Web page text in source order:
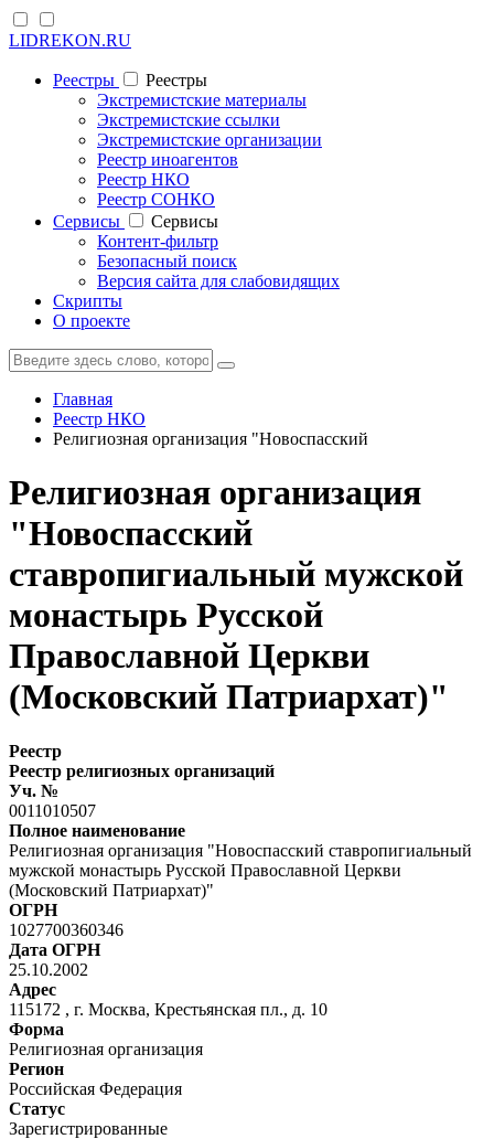
LIDREKON.RU
Реестры
Реестры
Экстремистские материалы
Экстремистские ссылки
Экстремистские организации
Реестр иноагентов
Реестр НКО
Реестр СОНКО
Cервисы
Cервисы
Контент-фильтр
Безопасный поиск
Версия сайта для слабовидящих
Скрипты
О проекте
Главная
Реестр НКО
Религиозная организация "Новоспасский
Религиозная организация
"Новоспасский
ставропигиальный мужской
монастырь Русской
Православной Церкви
(Московский Патриархат)"
Реестр
Реестр религиозных организаций
Уч. №
0011010507
Полное наименование
Религиозная организация "Новоспасский ставропигиальный
мужской монастырь Русской Православной Церкви
(Московский Патриархат)"
ОГРН
1027700360346
Дата ОГРН
25.10.2002
Адрес
115172 , г. Москва, Крестьянская пл., д. 10
Форма
Религиозная организация
Регион
Российская Федерация
Статус
Зарегистрированные